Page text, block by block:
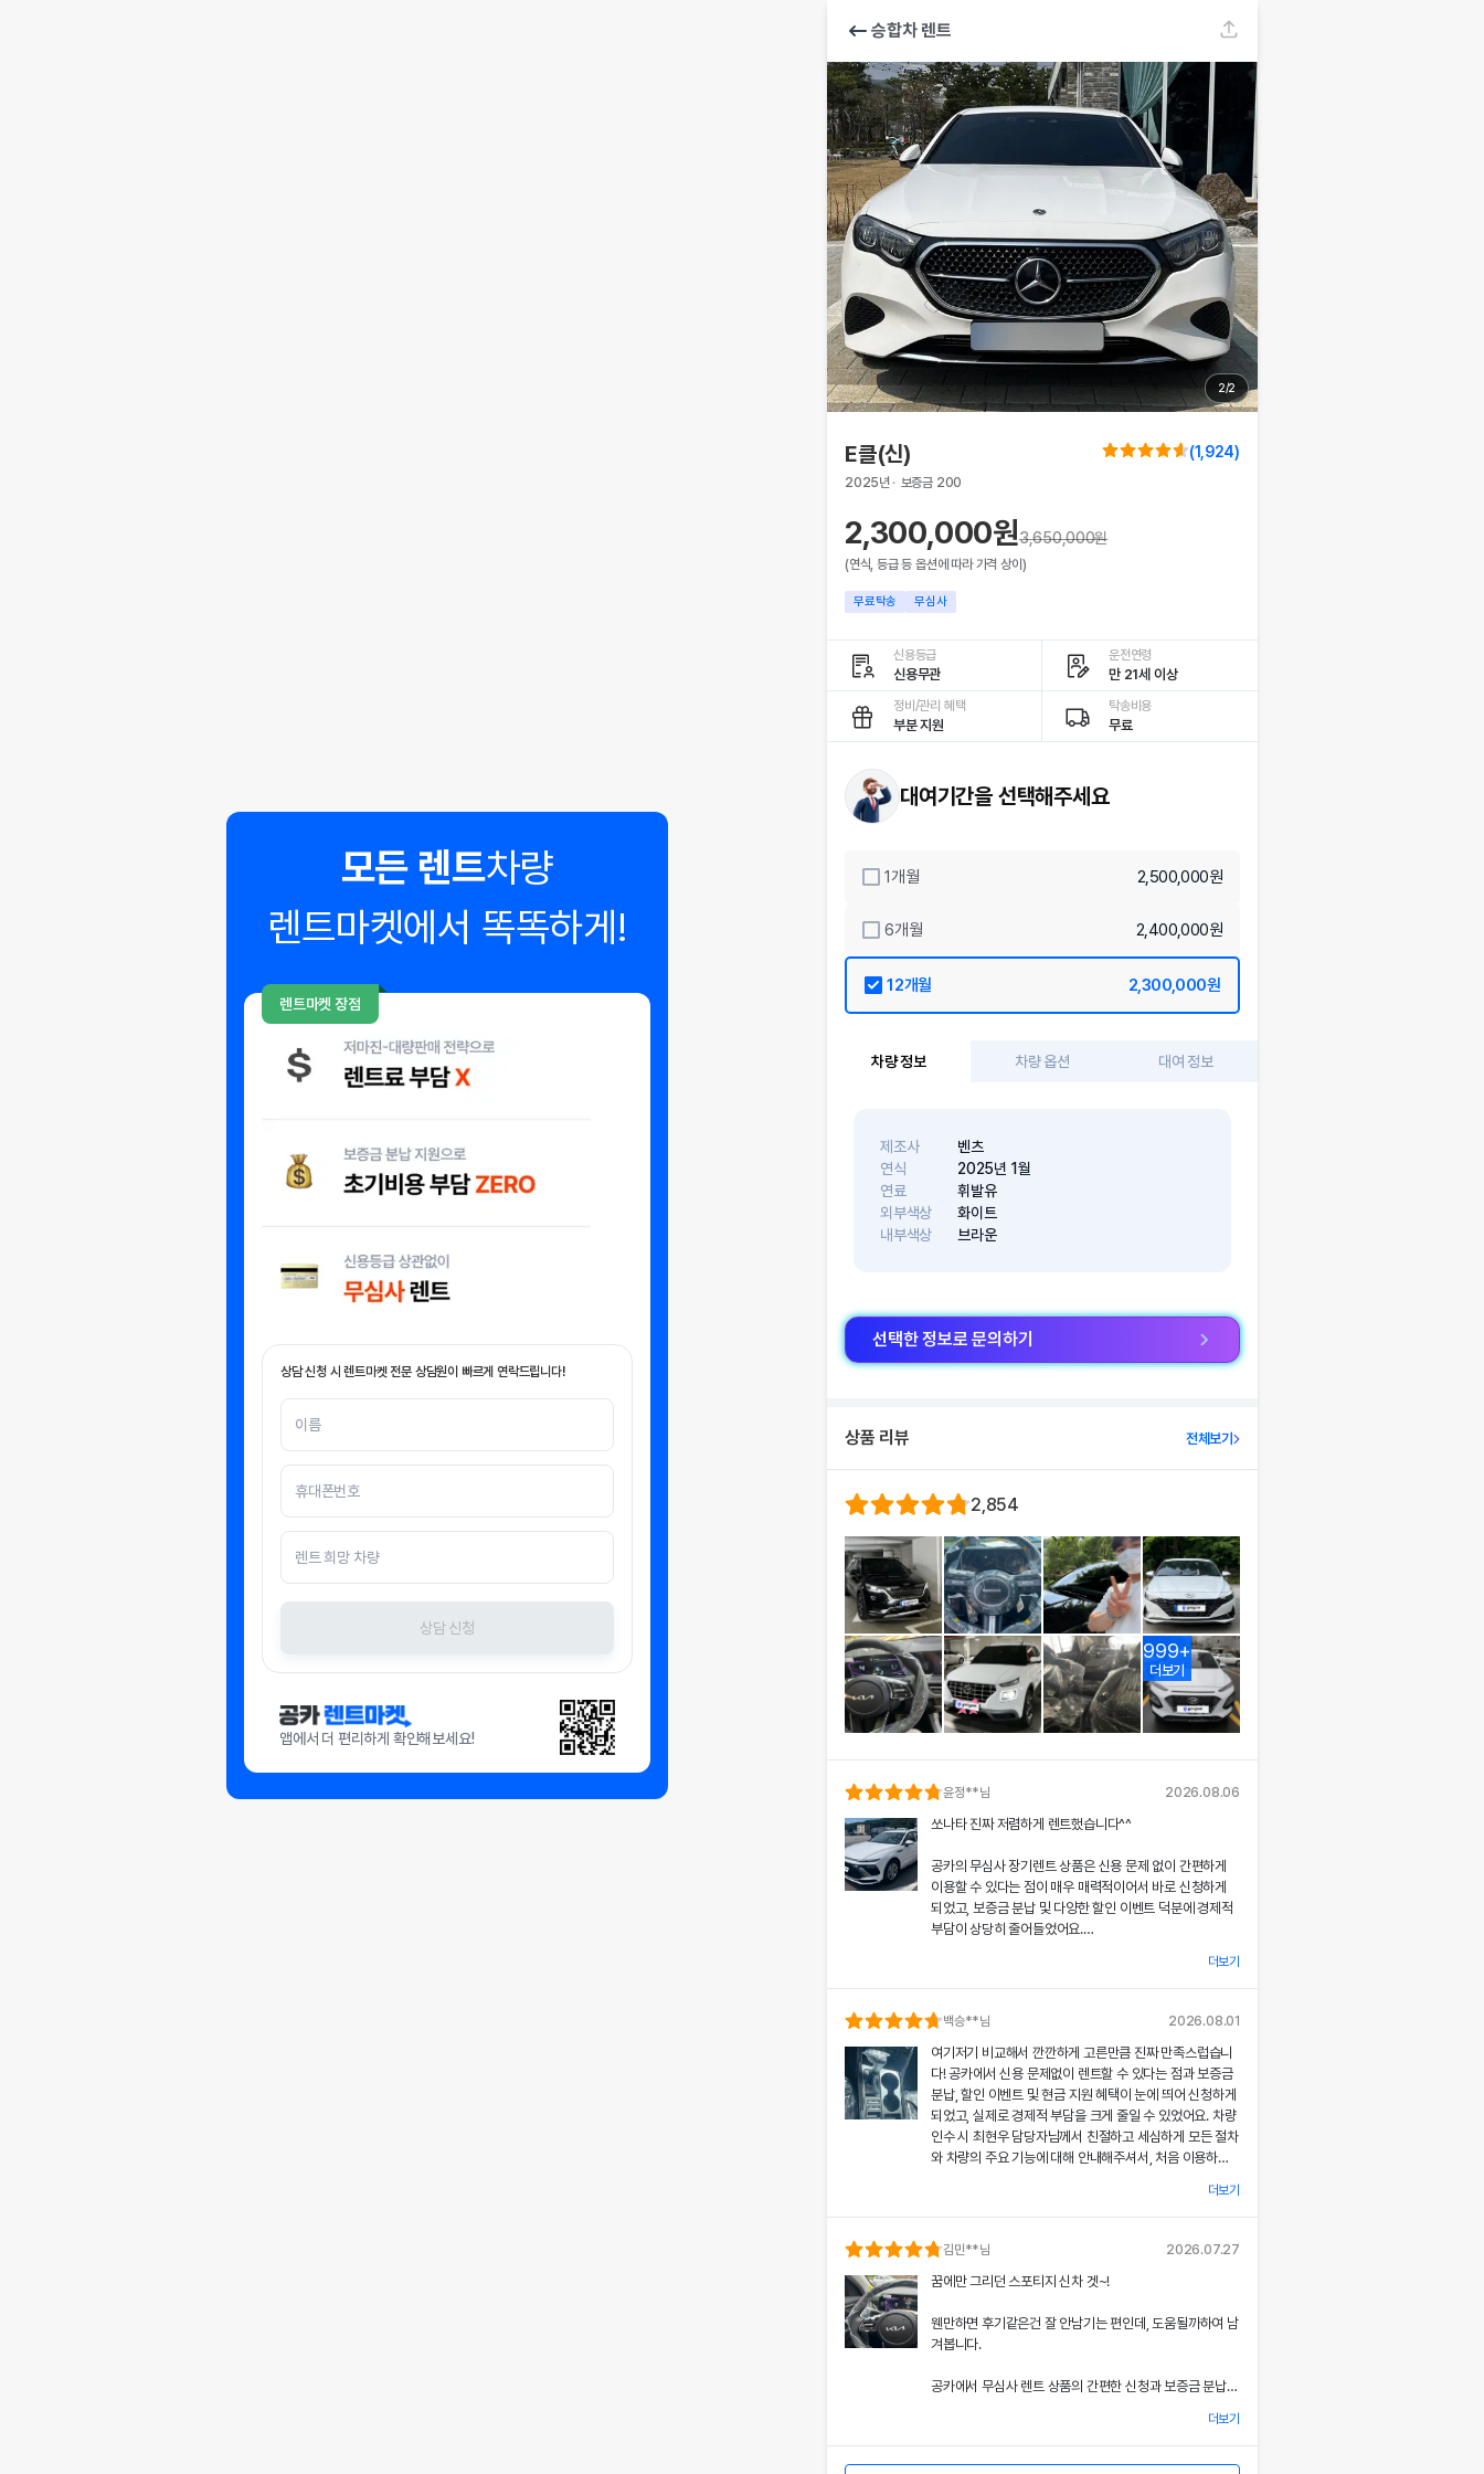
모든 렌트차량
렌트마켓에서 똑똑하게!
렌트마켓 장점
◣
상담 신청 시 렌트마켓 전문 상담원이 빠르게 연락드립니다!
상담 신청
앱에서 더 편리하게 확인해보세요!
승합차 렌트
2/2
E클(신) (1,924)
2025년 · 보증금 200
2,300,000원3,650,000원
(연식, 등급 등 옵션에 따라 가격 상이)
무료탁송 무심사
신용등급
신용무관
운전연령
만 21세 이상
정비/관리 혜택
부분 지원
탁송비용
무료
대여기간을 선택해주세요
1개월 2,500,000원
6개월 2,400,000원
12개월 2,300,000원
차량 정보 차량 옵션 대여 정보
제조사
벤츠
연식
2025년 1월
연료
휘발유
외부색상
화이트
내부색상
브라운
선택한 정보로 문의하기
상품 리뷰 전체보기
2,854
999+
더보기
윤정**님 2026.08.06
쏘나타 진짜 저렴하게 렌트했습니다^^
공카의 무심사 장기렌트 상품은 신용 문제 없이 간편하게
이용할 수 있다는 점이 매우 매력적이어서 바로 신청하게
되었고, 보증금 분납 및 다양한 할인 이벤트 덕분에 경제적
부담이 상당히 줄어들었어요.
차량 인수 시 장민혁 담당자님께서 친절하고 꼼꼼하게 신차
의 상태와 각종 기능에 대해 설명해주셔서, 처음 이용하는
분들도 부담 없이 서비스를 체험할 수 있었어요.
공카의 본부 직거래 시스템으로 중간 마진 없이 합리적인
렌트료를 제공받았고, 즉시 출고되는 신차 덕분에 긴급 상
황에서도 차질 없이 차량을 이용할 수 있었던 점이 특히 인
상 깊었어요.
쏘나타의 세련된 디자인과 최신 편의 기능, 그리고 안전 장
치에 대한 세심한 관리가 직접 눈으로 확인되면서 전체적인
다시 이용하고 싶은 강력한 동기가 되었어요.
돋보여 제게 잊지 못할 기억으로 남았으며, 이 만족스러운
더보기
백승**님 2026.08.01
여기저기 비교해서 깐깐하게 고른만큼 진짜 만족스럽습니
다! 공카에서 신용 문제없이 렌트할 수 있다는 점과 보증금
분납, 할인 이벤트 및 현금 지원 혜택이 눈에 띄어 신청하게
되었고, 실제로 경제적 부담을 크게 줄일 수 있었어요. 차량
인수 시 최현우 담당자님께서 친절하고 세심하게 모든 절차
와 차량의 주요 기능에 대해 안내해주셔서, 처음 이용하는
공카의 본부 직거래 시스템 덕분에 렌트료가 매우 합리적으
로 책정되었고, 필요할 때마다 즉시 출고되는 신차 시스템
은 제 일정에 맞춰 안정적으로 차량을 이용할 수 있도록 도
와주었어요.
쏘나타의 우아한 디자인과 최신 편의 기능, 그리고 안전장
치에 대한 상세한 설명은 제 기대 이상이었으며, 전 과정에
어요.
도 공카를 우선적으로 이용하게 만들 정도로 만족스러웠으
더보기
김민**님 2026.07.27
꿈에만 그리던 스포티지 신차 겟~!
웬만하면 후기같은건 잘 안남기는 편인데, 도움될까하여 남
겨봅니다.
공카에서 무심사 렌트 상품의 간편한 신청과 보증금 분납,
차량 인수 시 이준호 담당자님께서 따뜻하면서도 세심하게
더보기
'(주)공카'는 (이하 '회사'는) 고객님의 개인정보를 중요시하며, "정보
통신망 이용촉진 및 정보보호"에 관한 법률을 준수하고 있습니다.
회사는 개인정보처리방침을 통하여 고객님께서 제공하시는 개인정보
가 어떠한 용도와 방식으로 이용되고 있으며, 개인정보보호를 위해 어
떠한 조치가 취해지고 있는지 알려드립니다.
회사는 개인정보처리방침을 개정하는 경우 웹사이트 공지사항(또는